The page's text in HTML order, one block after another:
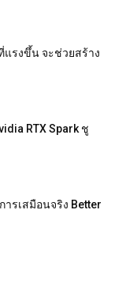
แรงขึ้น จะช่วยสร้าง
RTX Spark ชู
รเสมือนจริง Better